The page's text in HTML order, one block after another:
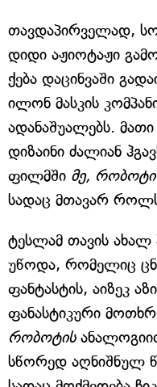
თავდაპირველად,
დიდი აჟიოტაჟი
ქება დაცინვაში
ილონ მასკის
ადანაშუალებს.
დიზაინი ძალიან
ფილმში მე, რობოტი
სადაც მთავარ
ტესლამ თავის ახალ
უწოდა, რომელიც
ფანტასტის, აიზეკ
ფანასტიკური
რობოტის
სწორედ აღნიშნულ